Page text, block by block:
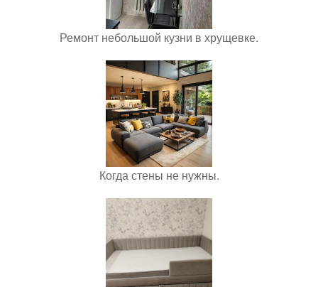
Ремонт небольшой кузни в хрущевке.
Когда стены не нужны.